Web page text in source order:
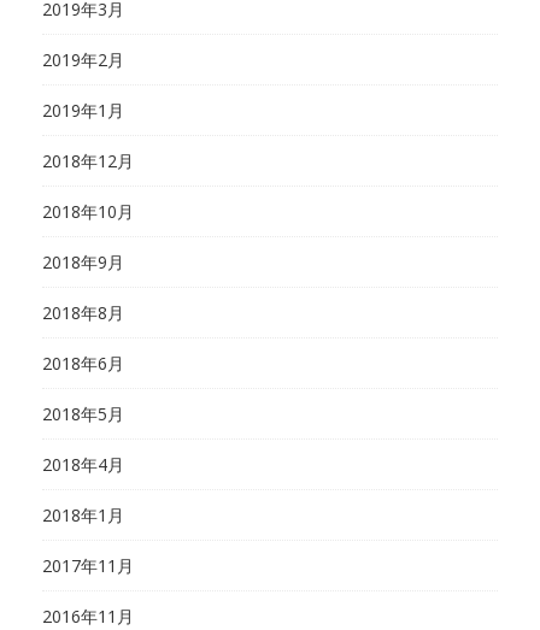
2019年3月
2019年2月
2019年1月
2018年12月
2018年10月
2018年9月
2018年8月
2018年6月
2018年5月
2018年4月
2018年1月
2017年11月
2016年11月